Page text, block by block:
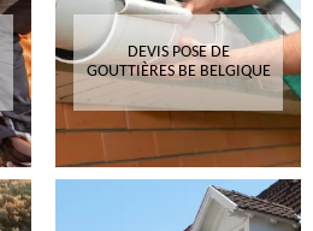
DEVIS POSE DE
GOUTTIÈRES BE BELGIQUE